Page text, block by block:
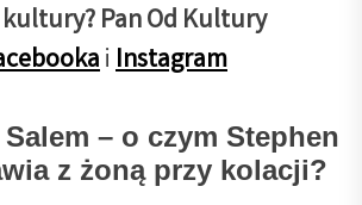
Pan Od Kultury
iInstagram
– o czym Stephen
z żoną przy kolacji?